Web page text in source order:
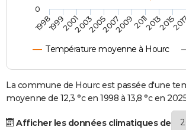
CARTE DE VOEUX
Carte de Noël
Carte Bonne année
Carte Saint-Valentin
Carte Pâques
Carte d'anniversaire
DICTIONNAIRE
Dictionnaire
Biographies
Citations
Expressions
Proverbes
PROGRAMME TV
S'inscrire
Se connecter
Lycées
Collèges
Primaires
Universités
Entreprises
Service militaire
Avis de recherche
AVIS DE DÉCÈS
FORUM
Température moyenne à Hourc
1998199920012003200520072009201120132015
0
La commune de Hourc est passée d'une
moyenne de 12,3 °c en 1998 à 13,8 °c en
Afficher les données climatiques de